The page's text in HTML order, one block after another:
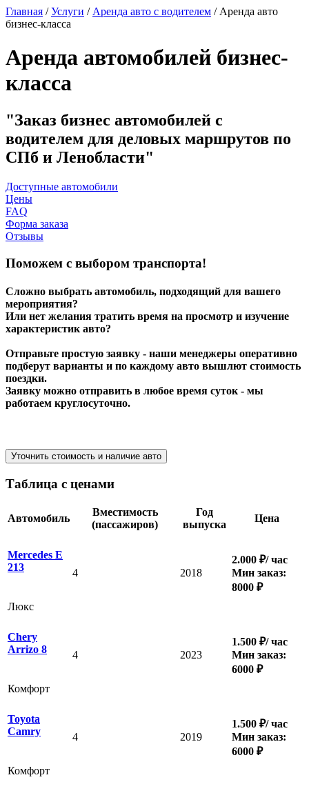
Главная / Услуги / Аренда авто с водителем / Аренда авто
бизнес-класса
Аренда автомобилей бизнес-
класса
Заказ бизнес автомобилей с
водителем для деловых маршрутов по
СПб и Ленобласти
Доступные автомобили
Цены
FAQ
Форма заказа
Отзывы
Поможем с выбором транспорта!
Сложно выбрать автомобиль, подходящий для вашего
мероприятия?
Или нет желания тратить время на просмотр и изучение
характеристик авто?
Отправьте простую заявку - наши менеджеры оперативно
подберут варианты и по каждому авто вышлют стоимость
поездки.
Заявку можно отправить в любое время суток - мы
работаем круглосуточно.
Уточнить стоимость и наличие авто
Таблица с ценами
Автомобиль
Вместимость
(пассажиров)
Год
выпуска
Цена
Mercedes E
213
Люкс
4 2018
2.000 ₽/ час
Мин заказ:
8000 ₽
Chery
Arrizo 8
Комфорт
4 2023
1.500 ₽/ час
Мин заказ:
6000 ₽
Toyota
Camry
Комфорт
4 2019
1.500 ₽/ час
Мин заказ:
6000 ₽